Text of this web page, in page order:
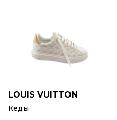
LOUIS VUITTON
Кеды